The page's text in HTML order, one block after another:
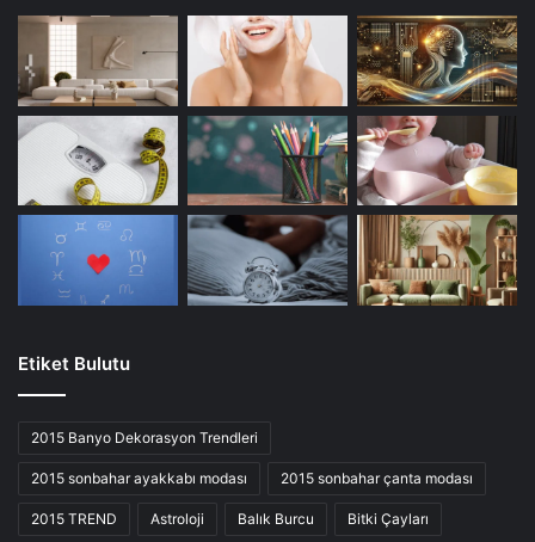
Etiket Bulutu
2015 Banyo Dekorasyon Trendleri
2015 sonbahar ayakkabı modası 2015 sonbahar çanta modası
2015 TREND Astroloji Balık Burcu Bitki Çayları